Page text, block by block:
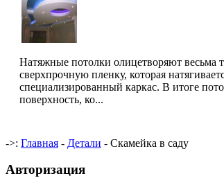
Натяжные потолки олицетворяют весьма
сверхпрочную пленку, которая
специализированный каркас. В итоге
поверхность, ко...
->: Главная - Детали - Скамейка в саду
Авторизация